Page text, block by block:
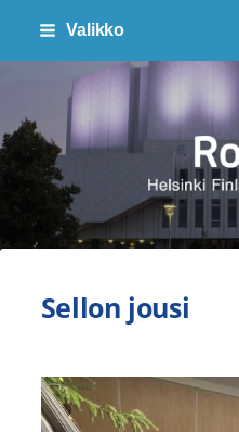
Siirry
sivun
sisältöön
Valikko
Sellon jousi